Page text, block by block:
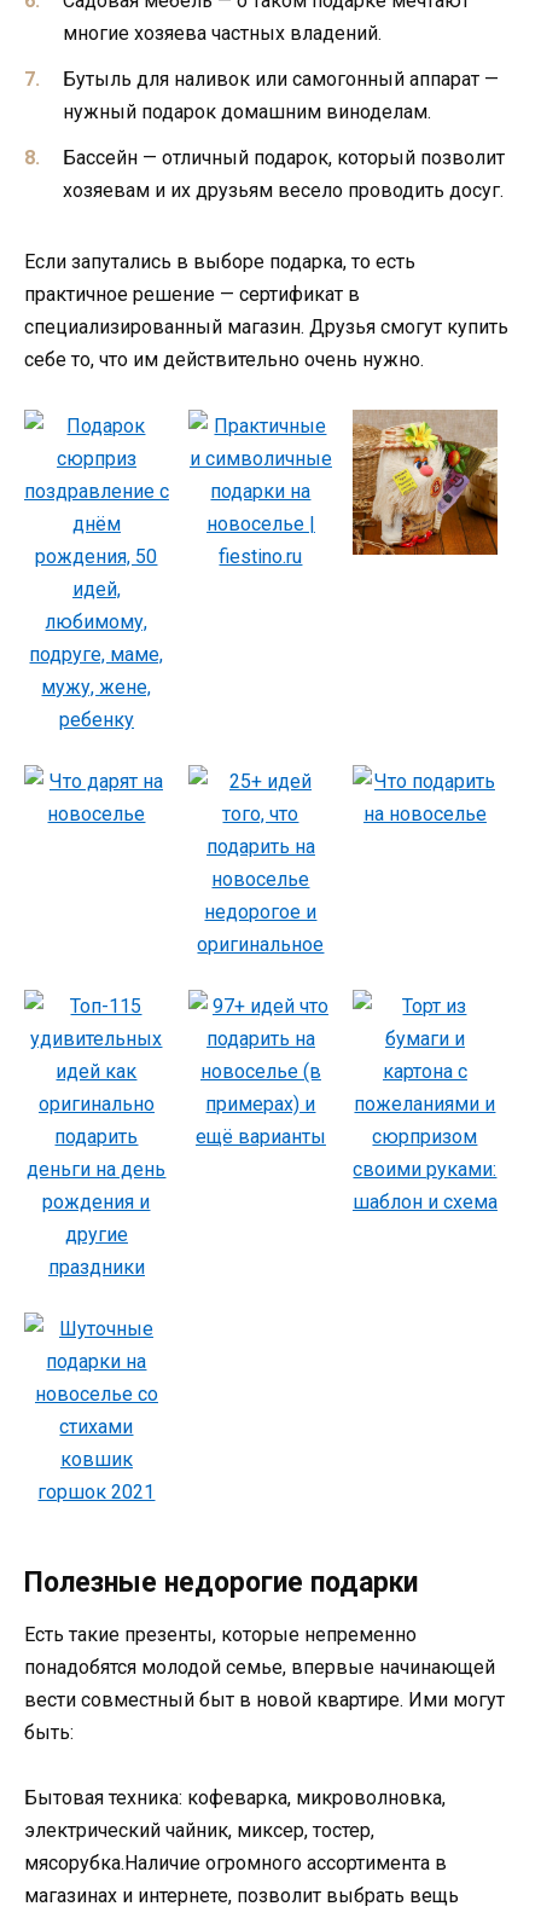
многие хозяева частных владений.
Бутыль для наливок или самогонный аппарат —
нужный подарок домашним виноделам.
Бассейн — отличный подарок, который позволит
хозяевам и их друзьям весело проводить досуг.
Если запутались в выборе подарка, то есть
практичное решение — сертификат в
специализированный магазин. Друзья смогут купить
себе то, что им действительно очень нужно.
Полезные недорогие подарки
Есть такие презенты, которые непременно
понадобятся молодой семье, впервые начинающей
вести совместный быт в новой квартире. Ими могут
быть:
Бытовая техника: кофеварка, микроволновка,
электрический чайник, миксер, тостер,
мясорубка.Наличие огромного ассортимента в
магазинах и интернете, позволит выбрать вещь